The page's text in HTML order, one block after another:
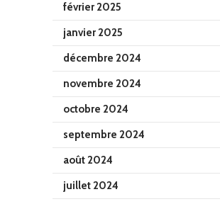
février 2025
janvier 2025
décembre 2024
novembre 2024
octobre 2024
septembre 2024
août 2024
juillet 2024